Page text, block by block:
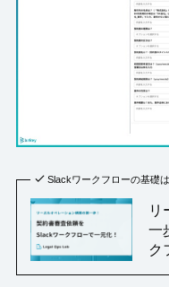
Slackワークフローの基礎は
リ
一
ク